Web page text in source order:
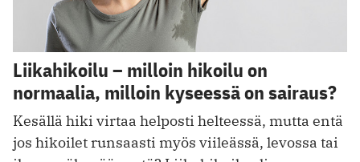
Liikahikoilu – milloin hikoilu on
normaalia, milloin kyseessä on sairaus?
Kesällä hiki virtaa helposti helteessä, mutta entä
jos hikoilet runsaasti myös viileässä, levossa tai